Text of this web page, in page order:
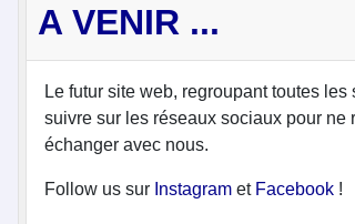
A VENIR ...
Le futur site web, regroupant toutes
suivre sur les réseaux sociaux pour
échanger avec nous.
Follow us sur Instagram et Facebook !